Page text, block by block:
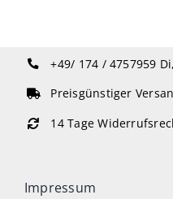
+49/ 174 / 4757959
Preisgünstiger
14 Tage
Impressum